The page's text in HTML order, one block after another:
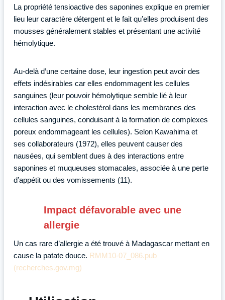
La propriété tensioactive des saponines explique en premier
lieu leur caractère détergent et le fait qu’elles produisent des
mousses généralement stables et présentant une activité
hémolytique.
Au-delà d’une certaine dose, leur ingestion peut avoir des
effets indésirables car elles endommagent les cellules
sanguines (leur pouvoir hémolytique semble lié à leur
interaction avec le cholestérol dans les membranes des
cellules sanguines, conduisant à la formation de complexes
poreux endommageant les cellules). Selon Kawahima et
ses collaborateurs (1972), elles peuvent causer des
nausées, qui semblent dues à des interactions entre
saponines et muqueuses stomacales, associée à une perte
d’appétit ou des vomissements (11).
Impact défavorable avec une
allergie
Un cas rare d’allergie a été trouvé à Madagascar mettant en
cause la patate douce. RMM10-07_086.pub
(recherches.gov.mg)